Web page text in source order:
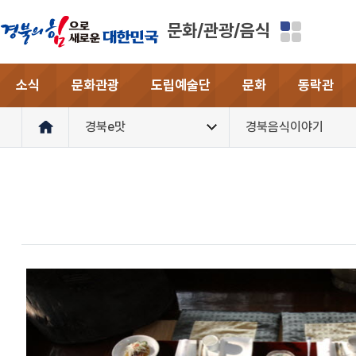
문화/관광/음식
소식 문화관광 도립예술단 문화 동락관
경북e맛 경북음식이야기